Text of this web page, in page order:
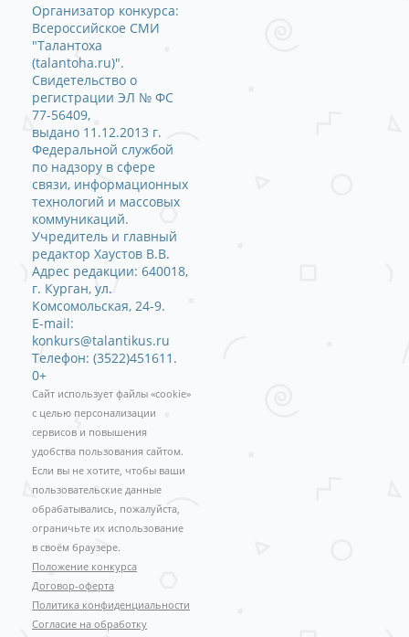
Организатор конкурса:
Всероссийское СМИ
"Талантоха
(talantoha.ru)".
Свидетельство о
регистрации ЭЛ № ФС
77-56409,
выдано 11.12.2013 г.
Федеральной службой
по надзору в сфере
связи, информационных
технологий и массовых
коммуникаций.
Учредитель и главный
редактор Хаустов В.В.
Адрес редакции: 640018,
г. Курган, ул.
Комсомольская, 24-9.
E-mail:
konkurs@talantikus.ru
Телефон: (3522)451611.
0+
Сайт использует файлы «cookie»
с целью персонализации
сервисов и повышения
удобства пользования сайтом.
Если вы не хотите, чтобы ваши
пользовательские данные
обрабатывались, пожалуйста,
ограничьте их использование
в своём браузере.
Положение конкурса
Договор-оферта
Политика конфиденциальности
Согласие на обработку